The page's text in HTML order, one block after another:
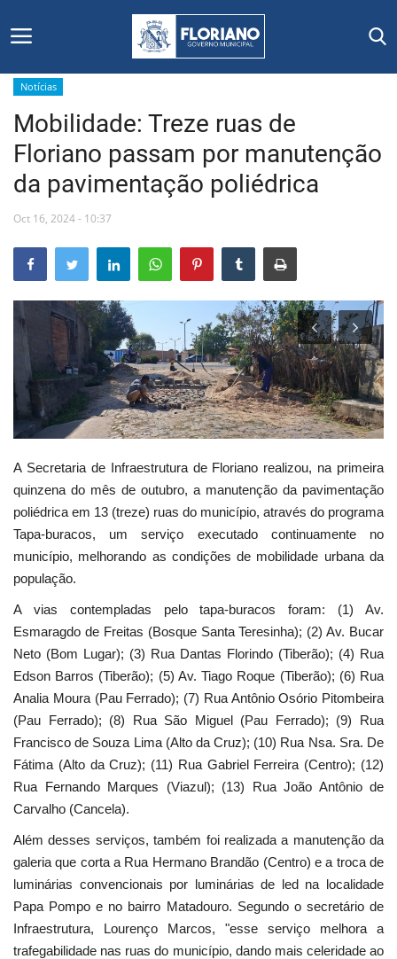
Início
Editais
Floriano
Secretarias e Órgãos
Mural de Licitações
Notícias
Vídeos
Webmail
Contato
Notícias
Mobilidade: Treze ruas de
Floriano passam por manutenção
da pavimentação poliédrica
Oct 16, 2024 - 10:37
A Secretaria de Infraestrutura de Floriano realizou, na primeira
quinzena do mês de outubro, a manutenção da pavimentação
poliédrica em 13 (treze) ruas do município, através do programa
Tapa-buracos, um serviço executado continuamente no
município, melhorando as condições de mobilidade urbana da
população.
A vias contempladas pelo tapa-buracos foram: (1) Av.
Esmaragdo de Freitas (Bosque Santa Teresinha); (2) Av. Bucar
Neto (Bom Lugar); (3) Rua Dantas Florindo (Tiberão); (4) Rua
Edson Barros (Tiberão); (5) Av. Tiago Roque (Tiberão); (6) Rua
Analia Moura (Pau Ferrado); (7) Rua Antônio Osório Pitombeira
(Pau Ferrado); (8) Rua São Miguel (Pau Ferrado); (9) Rua
Francisco de Souza Lima (Alto da Cruz); (10) Rua Nsa. Sra. De
Fátima (Alto da Cruz); (11) Rua Gabriel Ferreira (Centro); (12)
Rua Fernando Marques (Viazul); (13) Rua João Antônio de
Carvalho (Cancela).
Além desses serviços, também foi realizada a manutenção da
galeria que corta a Rua Hermano Brandão (Centro) e a troca de
luminárias convencionais por luminárias de led na localidade
Papa Pompo e no bairro Matadouro. Segundo o secretário de
Infraestrutura, Lourenço Marcos, "esse serviço melhora a
trafegabilidade nas ruas do município, dando mais celeridade ao